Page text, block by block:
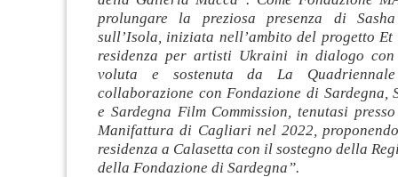
prolungare la preziosa presenza di
sull’Isola, iniziata nell’ambito del progetto
residenza per artisti Ukraini in dialogo
voluta e sostenuta da La
collaborazione con Fondazione di Sardegna,
e Sardegna Film Commission, tenutasi
Manifattura di Cagliari nel 2022,
residenza a Calasetta con il sostegno della
della Fondazione di Sardegna”.